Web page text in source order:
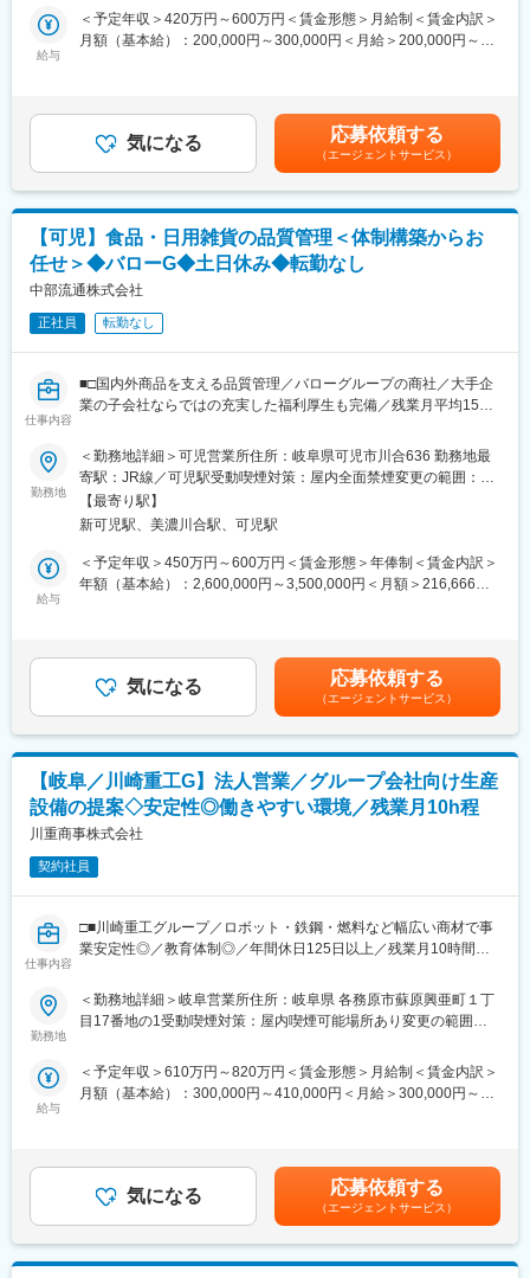
■研修体制
■組織構成
各拠点は、約4名の営業のほか、納品担当スタッフ、事務など、計
バーも多く、困ったことなど気軽に相談できる体制が整っていま
す。
変更の範囲：会社の定める業務
とキャッチアップができる環境です
◇冷暖房完備／機械の近くが暑くなることもありますが、空調服
などの支給も万全！
◇大手企業と取引あり！誰もが知るあの有名商品を影から支える
やりがいがあります◎
ます。
■業務詳細：
素材をセットし、機械のタッチパネルを見ながら食品用ボトルの
形に成型します。
（2）機械メンテナンス・品質管理
・不良率を下げるために、機械に不具合がないか確認します。
場合によってはボトルの不具合もチェックするケースがございま
す。
※コツコツ作業する部分もありますが、基本は他のスタッフの方と
コミュニケーションを取りながら業務を進めるスタイルです。
か、先輩社員によるOJT研修を実施いたします。
■同社の魅力：
◎同社では、誰もが目にしたことのあるプラスチック製品を中心
に製造・販売を行っています。その高い技術力から、国内では当
社含め2社しか作ることができない製品があるほか、中には当社の
製品が無ければ、私たちが食卓で口にすることはできなかったと
まで言えるほど、現在世の中に普及したパッケージ製品も数多く
存在します。
◎海外拠点も展開するグローバル企業：国内はもちろん、ASEAN
地域など海外展開も積極的に行っております。
変更の範囲：会社の定める業務
給与
＜予定年収＞420万円～600万円＜賃金形態＞月給制＜賃金内訳＞
月額（基本給）：200,000円～300,000円＜月給＞200,000円～
も目安の金額であり、選考を通じて上下する可能性があります。
月給(月額)は固定手当を含めた表記です。
気になる 応募依頼する
（エージェントサービス）
【可児】食品・日用雑貨の品質管理＜体制構築からお
任せ＞◆バローG◆土日休み◆転勤なし
中部流通株式会社
正社員 転勤なし
仕事内容
■□国内外商品を支える品質管理／バローグループの商社／大手企
業の子会社ならではの充実した福利厚生も完備／残業月平均15時
■募集背景：
従来より、バローグループのPBの一部を当社で品質管理しており
ました。
このたびより多くのアイテムについて、品質管理を行うこととな
り、この機会に品質専任担当を置きたいと考えております。
体制構築からお任せができる方を募集しております。
ベース）
・食品衛生法・表示法・ポジティブリスト制度など国内外の法規
制対応
・商品仕様書の作成・リスクチェック、品質トラブルの分析と再
発防止
・社内（資材販売部、商品販売部、事業開発部）と連携した品質
基準策定・運用
◎求められるのは、“不具合を出さない”だけでなく、“品質を戦略
■ポジション魅力：
営層といったさまざまな部署と関わります。だからこそ、品質の
枠を超えて「全体を設計できる人材」へと成長できる環境があり
■この仕事で得られるもの：
ンバー
◎海外工場や仕入先と連携し、グローバル品質の底上げに挑戦で
勤務地
＜勤務地詳細＞可児営業所住所：岐阜県可児市川合636 勤務地最
寄駅：JR線／可児駅受動喫煙対策：屋内全面禁煙変更の範囲：会
社の定める事業所
【最寄り駅】
新可児駅、美濃川合駅、可児駅
給与
＜予定年収＞450万円～600万円＜賃金形態＞年俸制＜賃金内訳＞
年額（基本給）：2,600,000円～3,500,000円＜月額＞216,666円
下する可能性があります。月給(月額)は固定手当を含めた表記で
す。
気になる 応募依頼する
（エージェントサービス）
【岐阜／川崎重工G】法人営業／グループ会社向け生産
設備の提案◇安定性◎働きやすい環境／残業月10h程
川重商事株式会社
契約社員
仕事内容
□■川崎重工グループ／ロボット・鉄鋼・燃料など幅広い商材で事
業安定性◎／教育体制◎／年間休日125日以上／残業月10時間程
■業務内容：
川崎重工業（航空機・宇宙機器の生産拠点）向け生産設備等の営
設案件対応、消耗品・補材の供給などを行っていただきます。
◇引取・納品等
■組織構成：
岐阜営業所二課には、所長、課長、営業2名、アシスタント2名の
6名が在籍しております。
勤務地
＜勤務地詳細＞岐阜営業所住所：岐阜県 各務原市蘇原興亜町１丁
目17番地の1受動喫煙対策：屋内喫煙可能場所あり変更の範囲：
給与
＜予定年収＞610万円～820万円＜賃金形態＞月給制＜賃金内訳＞
月額（基本給）：300,000円～410,000円＜月給＞300,000円～
■昇給：年１回（4月）※正社員登用後■賞与：正社員登用後支給※
賞与算定期間は試用社員期間も含む、年間最低3.6ヶ月／業績連動
制により近年は年8ヶ月程度賃金はあくまでも目安の金額であり、
選考を通じて上下する可能性があります。月給(月額)は固定手当を
含めた表記です。
気になる 応募依頼する
（エージェントサービス）